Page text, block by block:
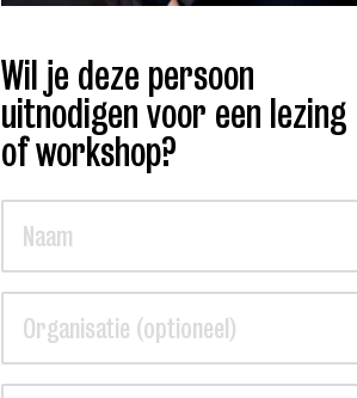
Wil je deze persoon
uitnodigen voor een lezing
of workshop?